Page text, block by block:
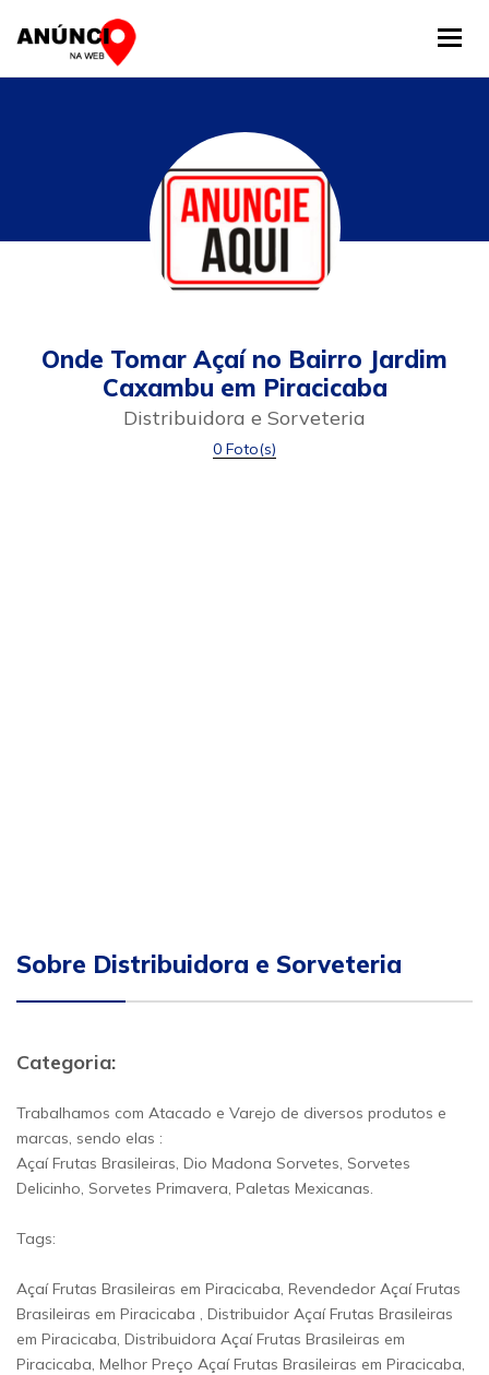
Onde Tomar Açaí no Bairro Jardim
Caxambu em Piracicaba
Distribuidora e Sorveteria
0 Foto(s)
Sobre Distribuidora e Sorveteria
Categoria:
Trabalhamos com Atacado e Varejo de diversos produtos e
marcas, sendo elas :
Açaí Frutas Brasileiras, Dio Madona Sorvetes, Sorvetes
Delicinho, Sorvetes Primavera, Paletas Mexicanas.
Tags:
Açaí Frutas Brasileiras em Piracicaba, Revendedor Açaí Frutas
Brasileiras em Piracicaba , Distribuidor Açaí Frutas Brasileiras
em Piracicaba, Distribuidora Açaí Frutas Brasileiras em
Piracicaba, Melhor Preço Açaí Frutas Brasileiras em Piracicaba,